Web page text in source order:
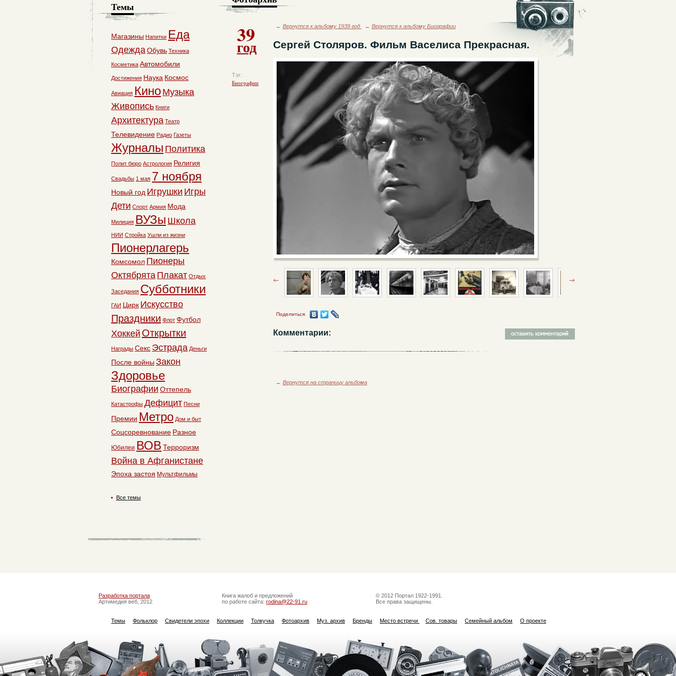
39
год
Тэг:
Биографии
← Вернутся к альбому 1939 год ← Вернутся к альбому Биографии
Сергей Столяров. Фильм Васелиса Прекрасная.
Поделиться
Комментарии:
← Вернутся на страницу альбома
Темы
Магазины Напитки Еда
ОдеждаОбувь Техника
Косметика Автомобили
Достижения Наука Космос
Авиация Кино Музыка
Живопись Книги
Архитектура Театр
Телевидение Радио Газеты
Журналы Политика
Полит бюро Астрология Религия
Свадьбы 1 мая 7 ноября
Новый год Игрушки Игры
Дети Спорт Армия Мода
Милиция ВУЗы Школа
НИИ Стройка Ушли из жизни
Пионерлагерь
Комсомол Пионеры
Октябрята Плакат Отдых
Заседания Субботники
ГАИ Цирк Искусство
Праздники Флот Футбол
Хоккей Открытки
Награды Секс Эстрада Деньги
После войны Закон
Здоровье
Биографии Оттепель
Катастрофы Дефицит Песни
Премии Метро Дом и быт
Соцсоревнование Разное
Юбилеи ВОВ Терроризм
Война в Афганистане
Эпоха застоя Мультфильмы
Все темы
Разработка портала
Артимедия веб, 2012
Книга жалоб и предложений
по работе сайта: rodina@22-91.ru
© 2012 Портал 1922-1991.
Все права защищены.
Темы Фольклор Свидетели эпохи Коллекции Толкучка Фотоархив Муз. архив Бренды Место встречи Сов. товары Семейный альбом О проекте